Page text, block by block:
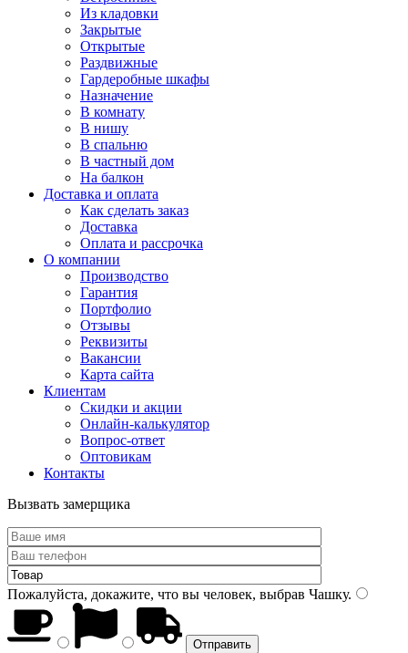
Из кладовки
Закрытые
Открытые
Раздвижные
Гардеробные шкафы
Назначение
В комнату
В нишу
В спальню
В частный дом
На балкон
Доставка и оплата
Как сделать заказ
Доставка
Оплата и рассрочка
О компании
Производство
Гарантия
Портфолио
Отзывы
Реквизиты
Вакансии
Карта сайта
Клиентам
Скидки и акции
Онлайн-калькулятор
Вопрос-ответ
Оптовикам
Контакты
Вызвать замерщика
Пожалуйста, докажите, что вы человек, выбрав Чашку.